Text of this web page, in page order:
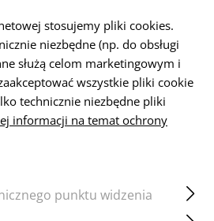
PATCHES
SPRZĘT NASZYWKI NASZYWKI IR
stosujemy pliki cookies.
niezbędne (np. do obsługi
służą celom marketingowym i
wszystkie pliki cookie
technicznie niezbędne pliki
informacji na temat ochrony
punktu widzenia